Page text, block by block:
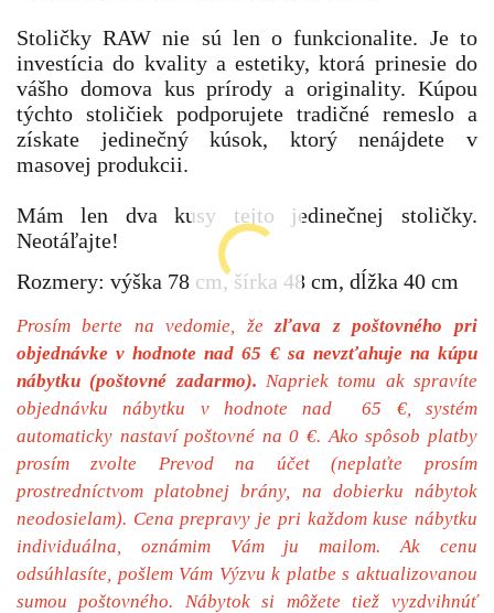
Stoličky RAW nie sú len o funkcionalite. Je to
investícia do kvality a estetiky, ktorá prinesie do
vášho domova kus prírody a originality. Kúpou
týchto stoličiek podporujete tradičné remeslo a
získate jedinečný kúsok, ktorý nenájdete v
masovej produkcii.
Mám len dva kusy tejto jedinečnej stoličky.
Neotáľajte!
Rozmery: výška 78 cm, šírka 48 cm, dĺžka 40 cm
Prosím berte na vedomie, žezľava z poštovného pri
objednávke v hodnote nad 65 € sa nevzťahuje na kúpu
nábytku (poštovné zadarmo). Napriek tomu ak spravíte
objednávku nábytku v hodnote nad 65 €, systém
automaticky nastaví poštovné na 0 €. Ako spôsob platby
prosím zvolte Prevod na účet (neplaťte prosím
prostredníctvom platobnej brány, na dobierku nábytok
neodosielam). Cena prepravy je pri každom kuse nábytku
individuálna, oznámim Vám ju mailom. Ak cenu
odsúhlasíte, pošlem Vám Výzvu k platbe s aktualizovanou
sumou poštovného. Nábytok si môžete tiež vyzdvihnúť